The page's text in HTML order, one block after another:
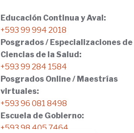
Educación Continua y Aval:
+593 99 994 2018
Posgrados / Especializaciones de
Ciencias de la Salud:
+593 99 284 1584
Posgrados Online / Maestrías
virtuales:
+593 96 081 8498
Escuela de Gobierno:
+593 98 405 7464